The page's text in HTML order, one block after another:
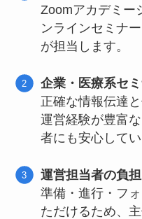
Zoomアカデミー
ンラインセミナ
が担当します。
企業・医療系セ
正確な情報伝達
運営経験が豊富
者にも安心してい
運営担当者の負
準備・進行・フ
ただけるため、